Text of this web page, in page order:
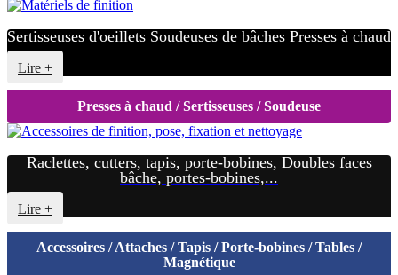
Sertisseuses d'oeillets Soudeuses de bâches Presses à chaud
Lire +
Presses à chaud / Sertisseuses / Soudeuse
Raclettes, cutters, tapis, porte-bobines, Doubles faces
bâche, portes-bobines,...
Lire +
Accessoires / Attaches / Tapis / Porte-bobines / Tables /
Magnétique